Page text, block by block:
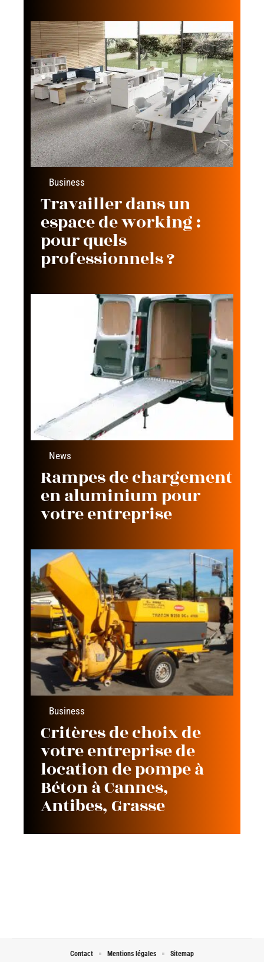
Business
Travailler dans un
espace de working :
pour quels
professionnels ?
News
Rampes de chargement
en aluminium pour
votre entreprise
Business
Critères de choix de
votre entreprise de
location de pompe à
Béton à Cannes,
Antibes, Grasse
Contact Mentions légales Sitemap